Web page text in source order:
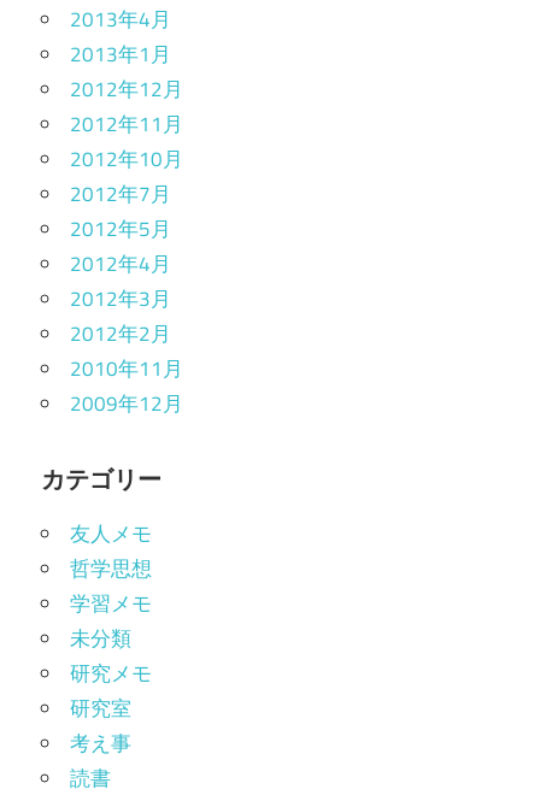
2013年4月
2013年1月
2012年12月
2012年11月
2012年10月
2012年7月
2012年5月
2012年4月
2012年3月
2012年2月
2010年11月
2009年12月
カテゴリー
友人メモ
哲学思想
学習メモ
未分類
研究メモ
研究室
考え事
読書